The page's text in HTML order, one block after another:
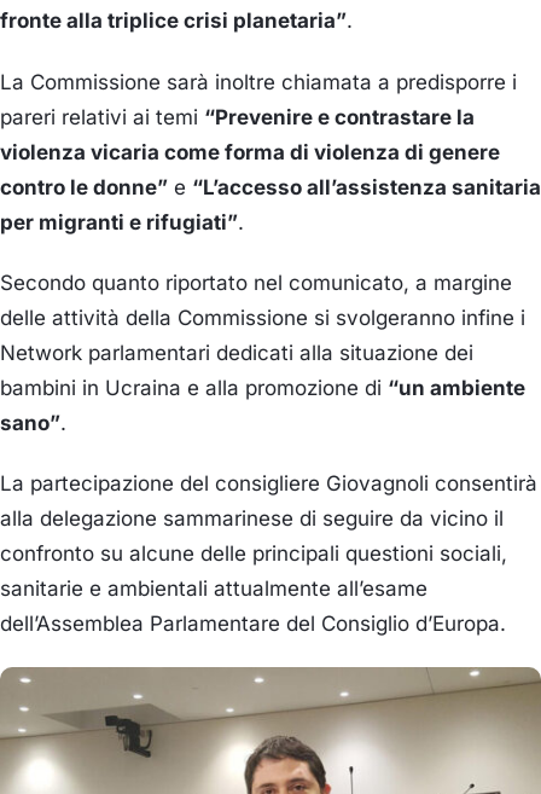
fronte alla triplice crisi planetaria”.
La Commissione sarà inoltre chiamata a predisporre i
pareri relativi ai temi “Prevenire e contrastare la
violenza vicaria come forma di violenza di genere
contro le donne” e “L’accesso all’assistenza sanitaria
per migranti e rifugiati”.
Secondo quanto riportato nel comunicato, a margine
delle attività della Commissione si svolgeranno infine i
Network parlamentari dedicati alla situazione dei
bambini in Ucraina e alla promozione di “un ambiente
sano”.
La partecipazione del consigliere Giovagnoli consentirà
alla delegazione sammarinese di seguire da vicino il
confronto su alcune delle principali questioni sociali,
sanitarie e ambientali attualmente all’esame
dell’Assemblea Parlamentare del Consiglio d’Europa.